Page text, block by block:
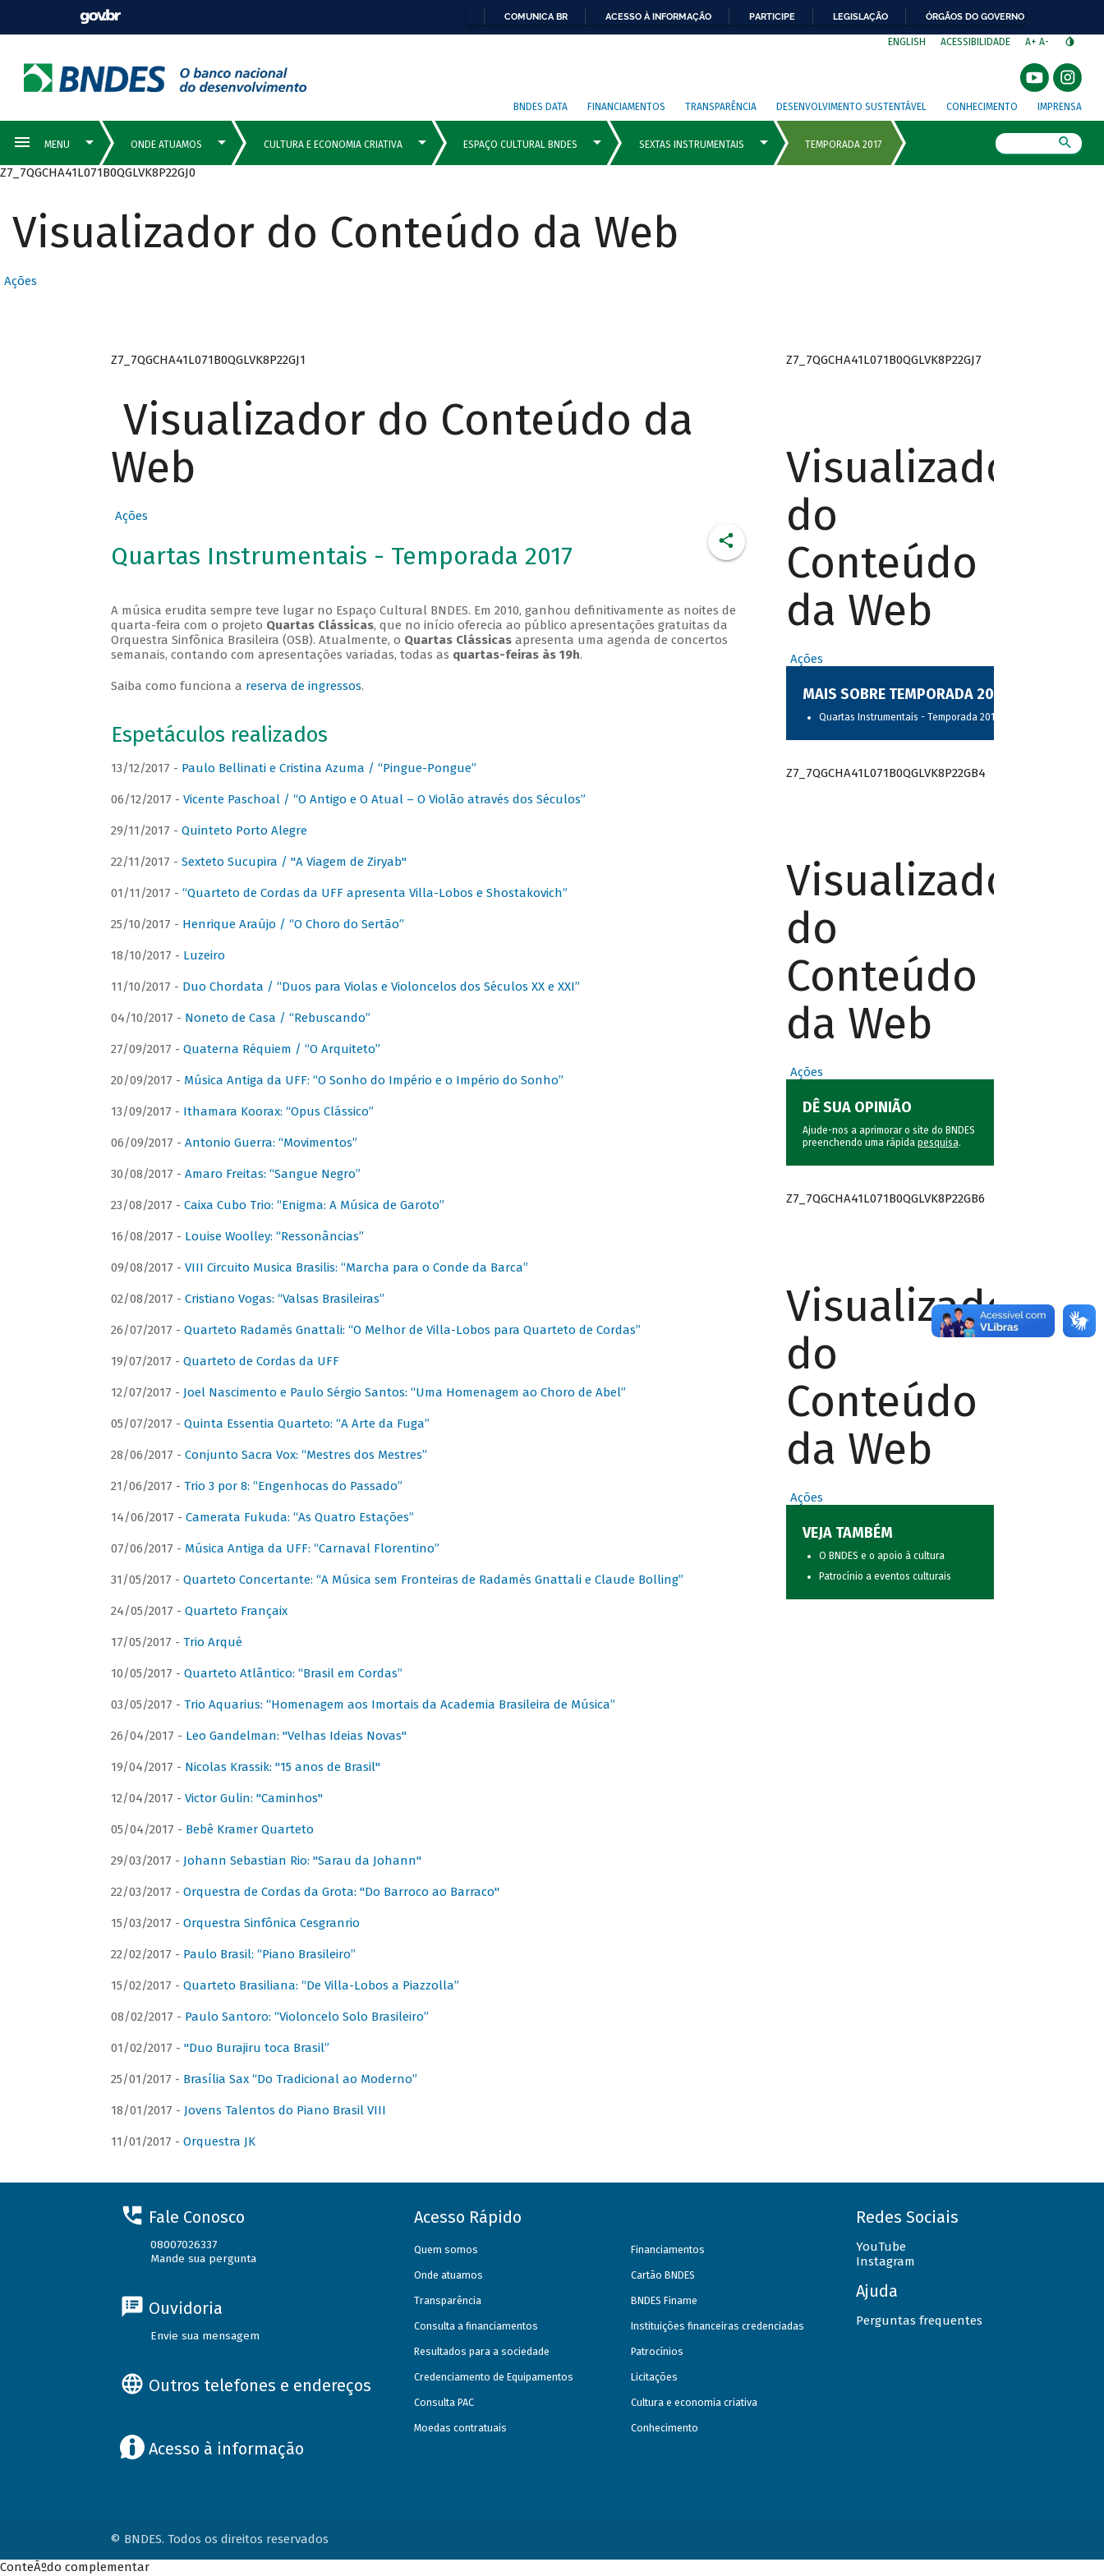
COMUNICA BR ACESSO À INFORMAÇÃO PARTICIPE LEGISLAÇÃO ÓRGÃOS DO GOVERNO
ENGLISH ACESSIBILIDADE A+ A-
BNDES DATA FINANCIAMENTOS TRANSPARÊNCIA DESENVOLVIMENTO SUSTENTÁVEL CONHECIMENTO IMPRENSA
Z7_7QGCHA41L071B0QGLVK8P22GJ0
Visualizador do Conteúdo da Web
Ações
Z7_7QGCHA41L071B0QGLVK8P22GJ1
Visualizador do Conteúdo da
Web
Ações
Quartas Instrumentais - Temporada 2017
A música erudita sempre teve lugar no Espaço Cultural BNDES. Em 2010, ganhou definitivamente as noites de
quarta-feira com o projeto Quartas Clássicas, que no início oferecia ao público apresentações gratuitas da
Orquestra Sinfônica Brasileira (OSB). Atualmente, o Quartas Clássicasapresenta uma agenda de concertos
semanais, contando com apresentações variadas, todas as quartas-feiras às 19h.
Saiba como funciona a reserva de ingressos.
Espetáculos realizados
13/12/2017 - Paulo Bellinati e Cristina Azuma / “Pingue-Pongue”
06/12/2017 - Vicente Paschoal / “O Antigo e O Atual – O Violão através dos Séculos”
29/11/2017 - Quinteto Porto Alegre
22/11/2017 - Sexteto Sucupira / "A Viagem de Ziryab"
01/11/2017 - “Quarteto de Cordas da UFF apresenta Villa-Lobos e Shostakovich”
25/10/2017 - Henrique Araújo / “O Choro do Sertão”
18/10/2017 - Luzeiro
11/10/2017 - Duo Chordata / “Duos para Violas e Violoncelos dos Séculos XX e XXI”
04/10/2017 - Noneto de Casa / “Rebuscando”
27/09/2017 - Quaterna Réquiem / “O Arquiteto”
20/09/2017 - Música Antiga da UFF: “O Sonho do Império e o Império do Sonho”
13/09/2017 - Ithamara Koorax: “Opus Clássico”
06/09/2017 - Antonio Guerra: “Movimentos”
30/08/2017 - Amaro Freitas: “Sangue Negro”
23/08/2017 - Caixa Cubo Trio: “Enigma: A Música de Garoto”
16/08/2017 - Louise Woolley: “Ressonâncias”
09/08/2017 - VIII Circuito Musica Brasilis: “Marcha para o Conde da Barca”
02/08/2017 - Cristiano Vogas: “Valsas Brasileiras”
26/07/2017 - Quarteto Radamés Gnattali: “O Melhor de Villa-Lobos para Quarteto de Cordas”
19/07/2017 - Quarteto de Cordas da UFF
12/07/2017 - Joel Nascimento e Paulo Sérgio Santos: “Uma Homenagem ao Choro de Abel”
05/07/2017 - Quinta Essentia Quarteto: “A Arte da Fuga”
28/06/2017 - Conjunto Sacra Vox: “Mestres dos Mestres”
21/06/2017 - Trio 3 por 8: “Engenhocas do Passado”
14/06/2017 - Camerata Fukuda: “As Quatro Estações”
07/06/2017 - Música Antiga da UFF: “Carnaval Florentino”
31/05/2017 - Quarteto Concertante: “A Música sem Fronteiras de Radamés Gnattali e Claude Bolling”
24/05/2017 - Quarteto Françaix
17/05/2017 - Trio Arqué
10/05/2017 - Quarteto Atlântico: “Brasil em Cordas”
03/05/2017 - Trio Aquarius: “Homenagem aos Imortais da Academia Brasileira de Música”
26/04/2017 - Leo Gandelman: "Velhas Ideias Novas"
19/04/2017 - Nicolas Krassik: "15 anos de Brasil"
12/04/2017 - Victor Gulin: "Caminhos"
05/04/2017 - Bebê Kramer Quarteto
29/03/2017 - Johann Sebastian Rio: "Sarau da Johann"
22/03/2017 - Orquestra de Cordas da Grota: "Do Barroco ao Barraco"
15/03/2017 - Orquestra Sinfônica Cesgranrio
22/02/2017 - Paulo Brasil: “Piano Brasileiro”
15/02/2017 - Quarteto Brasiliana: “De Villa-Lobos a Piazzolla”
08/02/2017 - Paulo Santoro: “Violoncelo Solo Brasileiro”
01/02/2017 - "Duo Burajiru toca Brasil”
25/01/2017 - Brasília Sax “Do Tradicional ao Moderno”
18/01/2017 - Jovens Talentos do Piano Brasil VIII
11/01/2017 - Orquestra JK
Z7_7QGCHA41L071B0QGLVK8P22GJ7
Visualizador
do
Conteúdo
da Web
Ações
MAIS SOBRE TEMPORADA 2017
Quartas Instrumentais - Temporada 2017
Z7_7QGCHA41L071B0QGLVK8P22GB4
Visualizador
do
Conteúdo
da Web
Ações
DÊ SUA OPINIÃO
Ajude-nos a aprimorar o site do BNDES
preenchendo uma rápida pesquisa.
Z7_7QGCHA41L071B0QGLVK8P22GB6
Visualizador
do
Conteúdo
da Web
Ações
VEJA TAMBÉM
O BNDES e o apoio à cultura
Patrocínio a eventos culturais
Fale Conosco
08007026337
Mande sua pergunta
Ouvidoria
Envie sua mensagem
Outros telefones e endereços
Acesso à informação
Acesso Rápido
Quem somos
Onde atuamos
Transparência
Consulta a financiamentos
Resultados para a sociedade
Credenciamento de Equipamentos
Consulta PAC
Moedas contratuais
Financiamentos
Cartão BNDES
BNDES Finame
Instituições financeiras credenciadas
Patrocínios
Licitações
Cultura e economia criativa
Conhecimento
Redes Sociais
YouTube
Instagram
Ajuda
Perguntas frequentes
© BNDES. Todos os direitos reservados
ConteÃºdo complementar